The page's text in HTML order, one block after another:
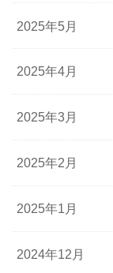
2025年5月
2025年4月
2025年3月
2025年2月
2025年1月
2024年12月